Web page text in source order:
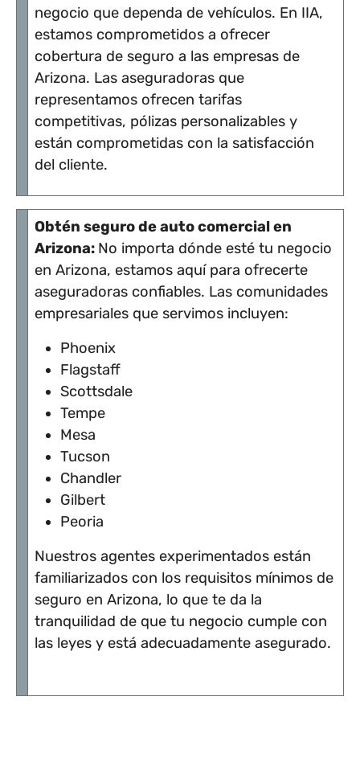
negocio que dependa de vehículos. En IIA,
estamos comprometidos a ofrecer
cobertura de seguro a las empresas de
Arizona. Las aseguradoras que
representamos ofrecen tarifas
competitivas, pólizas personalizables y
están comprometidas con la satisfacción
del cliente.
Obtén seguro de auto comercial en
Arizona: No importa dónde esté tu negocio
en Arizona, estamos aquí para ofrecerte
aseguradoras confiables. Las comunidades
empresariales que servimos incluyen:
Phoenix
Flagstaff
Scottsdale
Tempe
Mesa
Tucson
Chandler
Gilbert
Peoria
Nuestros agentes experimentados están
familiarizados con los requisitos mínimos de
seguro en Arizona, lo que te da la
tranquilidad de que tu negocio cumple con
las leyes y está adecuadamente asegurado.